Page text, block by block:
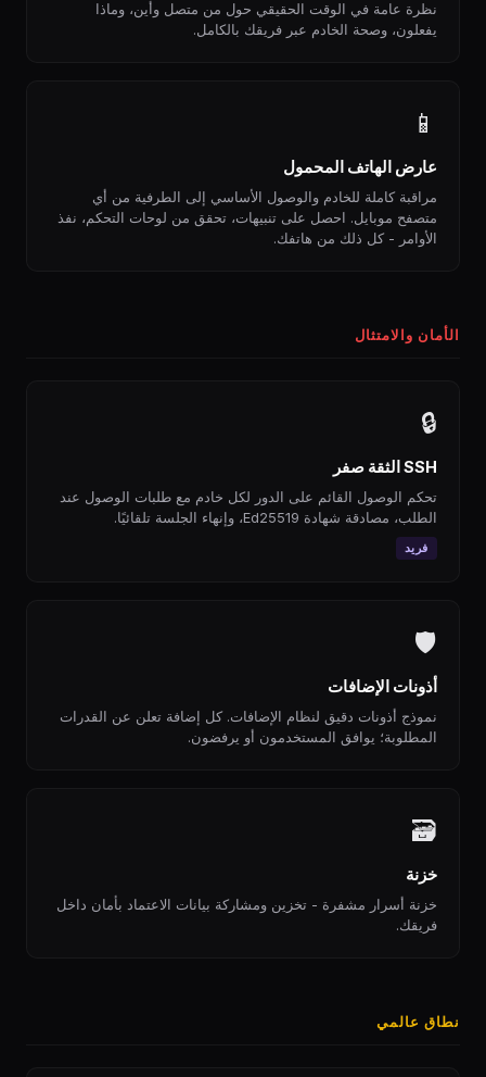
نظرة عامة في الوقت الحقيقي حول من متصل وأين، وماذا
يفعلون، وصحة الخادم عبر فريقك بالكامل.
📱
عارض الهاتف المحمول
مراقبة كاملة للخادم والوصول الأساسي إلى الطرفية من أي
متصفح موبايل. احصل على تنبيهات، تحقق من لوحات التحكم، نفذ
الأوامر - كل ذلك من هاتفك.
الأمان والامتثال
🔒
SSH الثقة صفر
تحكم الوصول القائم على الدور لكل خادم مع طلبات الوصول عند
الطلب، مصادقة شهادة Ed25519، وإنهاء الجلسة تلقائيًا.
فريد
🛡
أذونات الإضافات
نموذج أذونات دقيق لنظام الإضافات. كل إضافة تعلن عن القدرات
المطلوبة؛ يوافق المستخدمون أو يرفضون.
🗃
خزنة
خزنة أسرار مشفرة - تخزين ومشاركة بيانات الاعتماد بأمان داخل
فريقك.
نطاق عالمي